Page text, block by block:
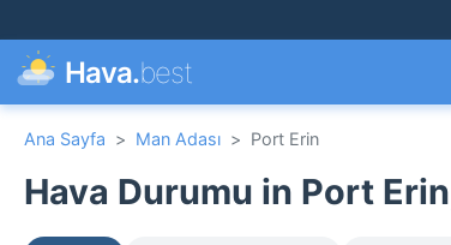
Hava.best
Ana Sayfa > Man Adası > Port Erin
Hava Durumu in Port